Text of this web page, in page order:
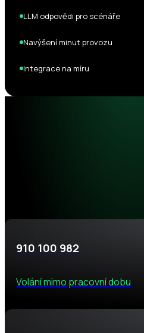
LLM odpovědi pro scénáře
Navýšení minut provozu
Integrace na míru
910 100 982
Volání mimo pracovní dobu